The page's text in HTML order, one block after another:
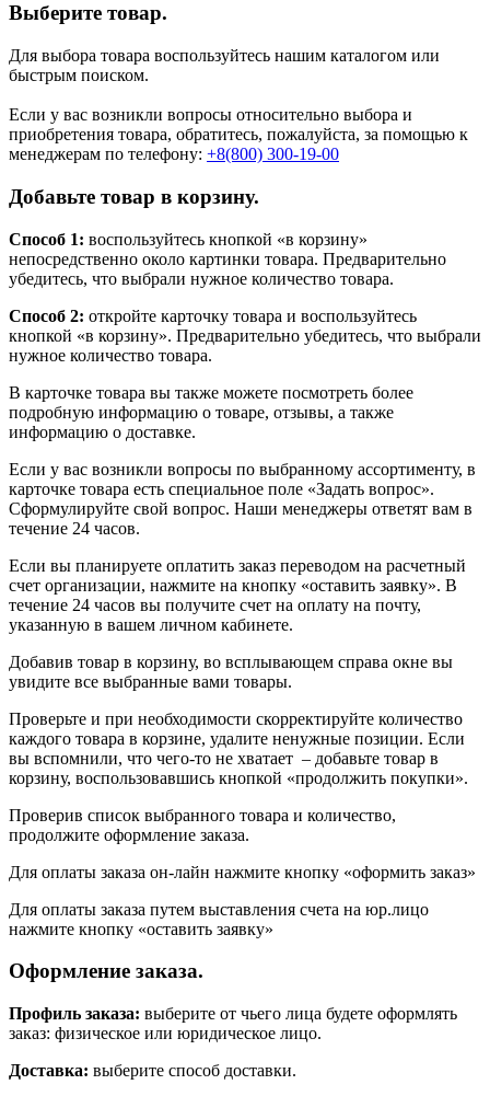
Выберите товар.
Для выбора товара воспользуйтесь нашим каталогом или
быстрым поиском.
Если у вас возникли вопросы относительно выбора и
приобретения товара, обратитесь, пожалуйста, за помощью к
менеджерам по телефону: +8(800) 300-19-00
Добавьте товар в корзину.
Способ 1: воспользуйтесь кнопкой «в корзину»
непосредственно около картинки товара. Предварительно
убедитесь, что выбрали нужное количество товара.
Способ 2: откройте карточку товара и воспользуйтесь
кнопкой «в корзину». Предварительно убедитесь, что выбрали
нужное количество товара.
В карточке товара вы также можете посмотреть более
подробную информацию о товаре, отзывы, а также
информацию о доставке.
Если у вас возникли вопросы по выбранному ассортименту, в
карточке товара есть специальное поле «Задать вопрос».
Сформулируйте свой вопрос. Наши менеджеры ответят вам в
течение 24 часов.
Если вы планируете оплатить заказ переводом на расчетный
счет организации, нажмите на кнопку «оставить заявку». В
течение 24 часов вы получите счет на оплату на почту,
указанную в вашем личном кабинете.
Добавив товар в корзину, во всплывающем справа окне вы
увидите все выбранные вами товары.
Проверьте и при необходимости скорректируйте количество
каждого товара в корзине, удалите ненужные позиции. Если
вы вспомнили, что чего-то не хватает – добавьте товар в
корзину, воспользовавшись кнопкой «продолжить покупки».
Проверив список выбранного товара и количество,
продолжите оформление заказа.
Для оплаты заказа он-лайн нажмите кнопку «оформить заказ»
Для оплаты заказа путем выставления счета на юр.лицо
нажмите кнопку «оставить заявку»
Оформление заказа.
Профиль заказа: выберите от чьего лица будете оформлять
заказ: физическое или юридическое лицо.
Доставка: выберите способ доставки.